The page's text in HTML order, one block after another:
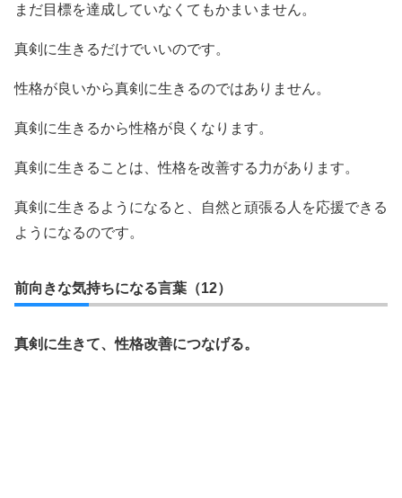
まだ目標を達成していなくてもかまいません。
真剣に生きるだけでいいのです。
性格が良いから真剣に生きるのではありません。
真剣に生きるから性格が良くなります。
真剣に生きることは、性格を改善する力があります。
真剣に生きるようになると、自然と頑張る人を応援できる
ようになるのです。
前向きな気持ちになる言葉（12）
真剣に生きて、性格改善につなげる。